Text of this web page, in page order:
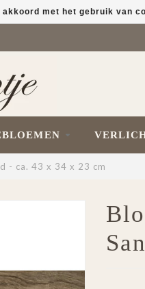
- ca. 43 x 34 x 23 cm
met het gebruik van